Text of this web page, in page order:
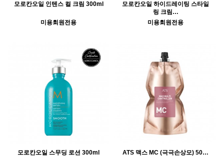
모로칸오일 인텐스 컬 크림 300ml
미용회원전용
모로칸오일 하이드레이팅 스타일
링 크림…
미용회원전용
모로칸오일 스무딩 로션 300ml ATS 맥스 MC (극극손상모) 50…